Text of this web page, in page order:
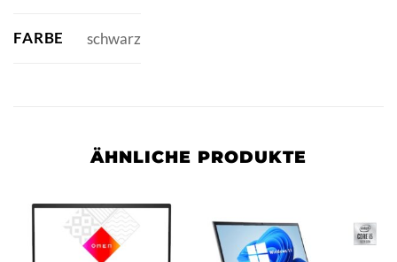
FARBE schwarz
ÄHNLICHE PRODUKTE